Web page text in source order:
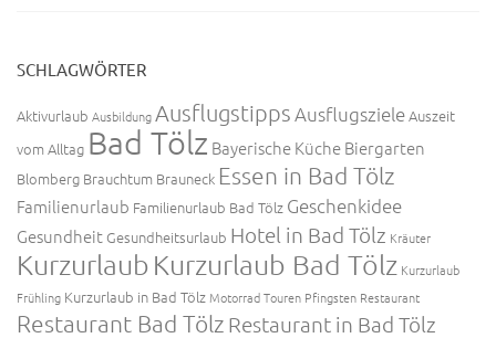
SCHLAGWÖRTER
Aktivurlaub AusbildungAusflugstippsAusflugszieleAuszeit
vom Alltag Bad Tölz Bayerische KücheBiergarten
Blomberg Brauchtum Brauneck Essen in Bad Tölz
Familienurlaub Familienurlaub Bad Tölz Geschenkidee
Gesundheit Gesundheitsurlaub Hotel in Bad Tölz Kräuter
Kurzurlaub Kurzurlaub Bad Tölz Kurzurlaub
Frühling Kurzurlaub in Bad Tölz Motorrad Touren Pfingsten Restaurant
Restaurant Bad Tölz Restaurant in Bad Tölz